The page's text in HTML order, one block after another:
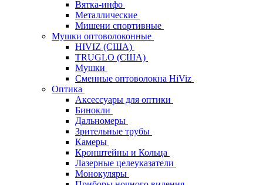
Вятка-инфо
Металлические
Мишени спортивные
Мушки оптоволоконные
HIVIZ (США)
TRUGLO (США)
Мушки
Сменные оптоволокна HiViz
Оптика
Аксессуары для оптики
Бинокли
Дальномеры
Зрительные трубы
Камеры
Кронштейны и Кольца
Лазерные целеуказатели
Монокуляры